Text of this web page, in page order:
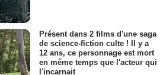
Présent dans 2 films d'une saga
de science-fiction culte ! Il y a
12 ans, ce personnage est mort
en même temps que l'acteur qui
l'incarnait